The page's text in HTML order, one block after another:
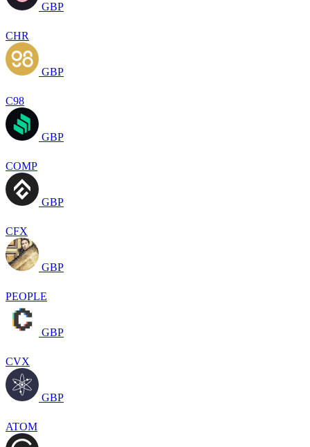
GBP
CHR
GBP
C98
GBP
COMP
GBP
CFX
GBP
PEOPLE
GBP
CVX
GBP
ATOM